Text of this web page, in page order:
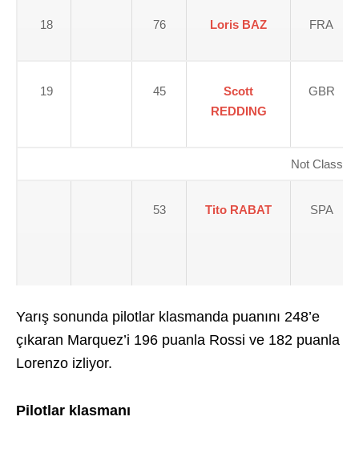
18 76 Loris BAZ FRA
19 45
Scott
REDDING
GBR
Not
53 Tito RABAT SPA
Yarış sonunda pilotlar klasmanda puanını 248’e
çıkaran Marquez’i 196 puanla Rossi ve 182 puanla
Lorenzo izliyor.
Pilotlar klasmanı